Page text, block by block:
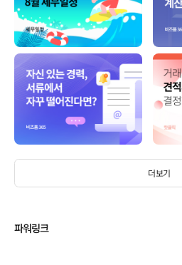
더보기
파워링크